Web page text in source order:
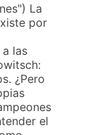
La
por
las
¿Pero
el